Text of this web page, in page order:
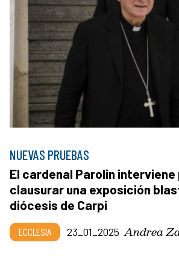
NUEVAS PRUEBAS
El cardenal Parolin interviene
clausurar una exposición
diócesis de Carpi
ECCLESIA 23_01_2025 Andrea